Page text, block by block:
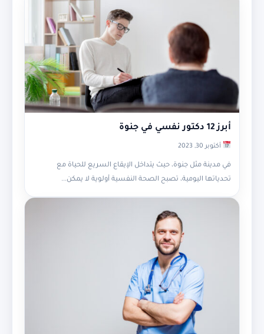
أبرز 12 دكتور نفسي في جنوة
أكتوبر 30, 2023
في مدينة مثل جنوة، حيث يتداخل الإيقاع السريع للحياة مع
تحدياتها اليومية، تصبح الصحة النفسية أولوية لا يمكن...